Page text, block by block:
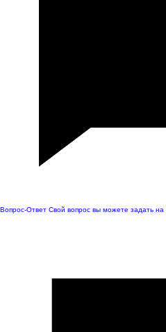
Вопрос-Ответ Свой вопрос вы можете задать на